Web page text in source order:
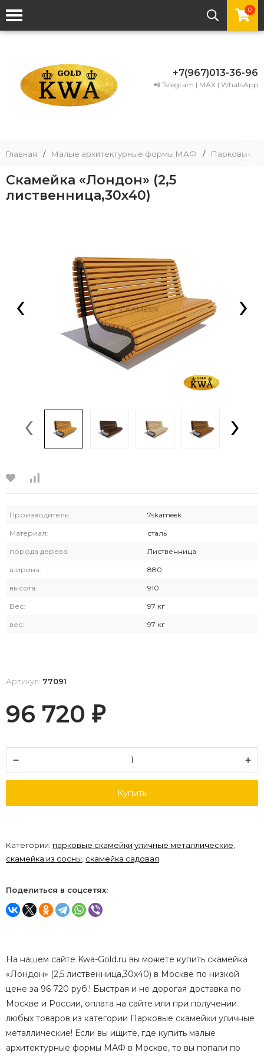
0
+7(967)013-36-96
📲 Telegram | MAX | WhatsApp
Главная / Малые архитектурные формы МАФ / Парковые
Скамейка «Лондон» (2,5
лиственница,30х40)
‹ ›
‹ ›
Производитель: 7skameek
Материал: сталь
порода дерева: Лиственница
ширина: 880
высота: 910
Вес: 97 кг
вес: 97 кг
Артикул: 77091
96 720 ₽
Купить
Категории: парковые скамейки уличные металлические,
скамейка из сосны, скамейка садовая
Поделиться в соцсетях:
На нашем сайте Kwa-Gold.ru вы можете купить скамейка
«Лондон» (2,5 лиственница,30х40) в Москве по низкой
цене за 96 720 руб.! Быстрая и не дорогая доставка по
Москве и России, оплата на сайте или при получении
любых товаров из категории Парковые скамейки уличные
металлические! Если вы ищите, где купить малые
архитектурные формы МАФ в Москве, то вы попали по